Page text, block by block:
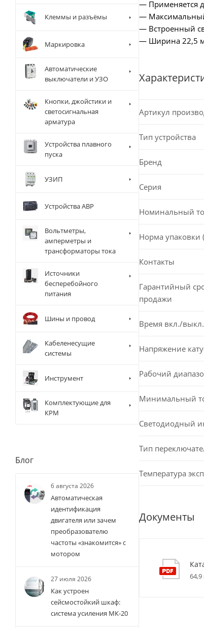
— Применяется
— Максимальный
— Встроенный
— Ширина 22,5
Артикул
Тип устройства
Бренд
Серия
Номинальный
Норма упаковки
Контакты
Гарантийный
продажи
Время вкл./выкл.
Напряжение
Рабочий
Минимальный
Светодиодный
Тип
Температура
Документы
Клеммы и разъёмы
Маркировка
Автоматические
выключатели и УЗО
Кнопки, джойстики и
светосигнальная
арматура
Устройства плавного
пуска
УЗИП
Устройства АВР
Вольтметры,
амперметры и
трансформаторы тока
Источники
бесперебойного
питания
Шины и провод
Кабеленесущие
системы
Инструмент
Комплектующие для
КРМ
Блог
6 августа 2026
Автоматическая
идентификация
двигателя или зачем
преобразователю
частоты «знакомится» с
мотором
27 июля 2026
Как устроен
сейсмостойкий шкаф:
система усиления МК-20